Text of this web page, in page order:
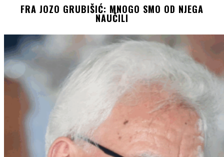
FRA JOZO GRUBIŠIĆ: MNOGO SMO OD NJEGA
NAUČILI